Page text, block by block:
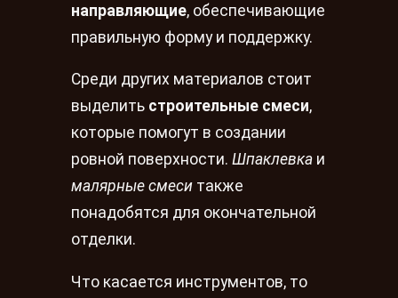
направляющие, обеспечивающие
правильную форму и поддержку.
Среди других материалов стоит
выделить строительные смеси,
которые помогут в создании
ровной поверхности. Шпаклевка и
малярные смеси также
понадобятся для окончательной
отделки.
Что касается инструментов, то